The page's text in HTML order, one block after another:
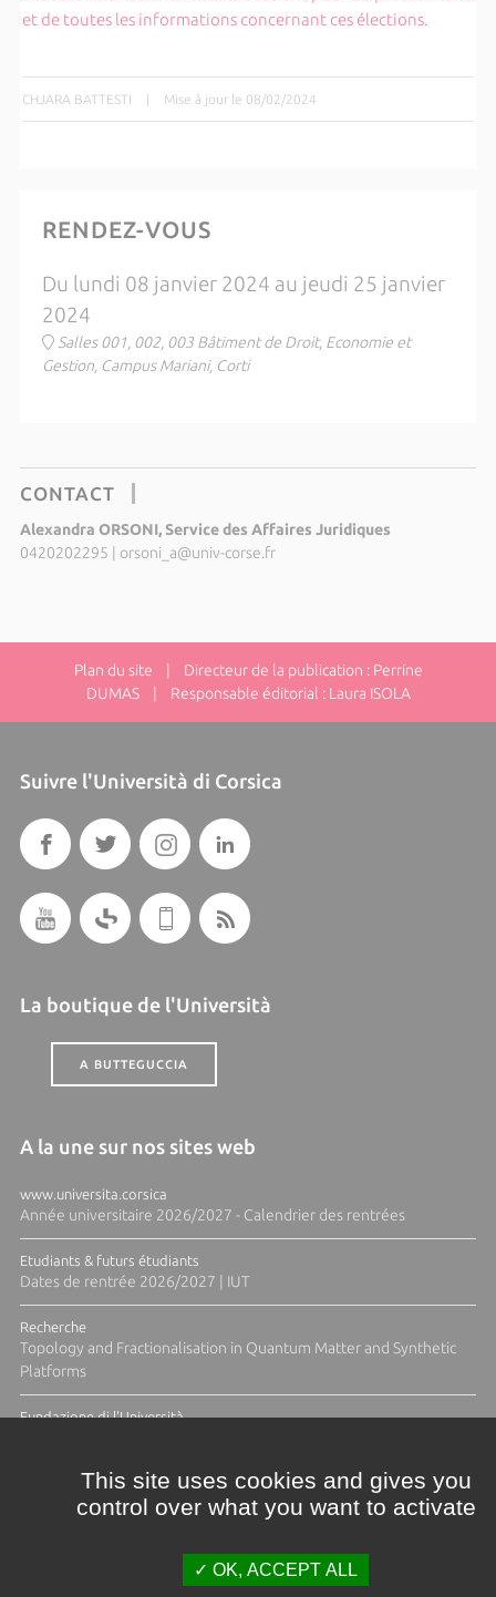
et de toutes les informations concernant ces élections.
CHJARA BATTESTI | Mise à jour le 08/02/2024
RENDEZ-VOUS
Du lundi 08 janvier 2024 au jeudi 25 janvier
2024
Salles 001, 002, 003 Bâtiment de Droit, Economie et
Gestion, Campus Mariani, Corti
CONTACT
Alexandra ORSONI, Service des Affaires Juridiques
0420202295
orsoni_a@univ-corse.fr
Plan du site | Directeur de la publication : Perrine
DUMAS | Responsable éditorial : Laura ISOLA
Suivre l'Università di Corsica
La boutique de l'Università
A BUTTEGUCCIA
A la une sur nos sites web
www.universita.corsica
Année universitaire 2026/2027 - Calendrier des rentrées
Etudiants & futurs étudiants
Dates de rentrée 2026/2027 | IUT
Recherche
Topology and Fractionalisation in Quantum Matter and Synthetic
Platforms
Fundazione di l'Università
This site uses cookies and gives you
control over what you want to activate
OK, ACCEPT ALL